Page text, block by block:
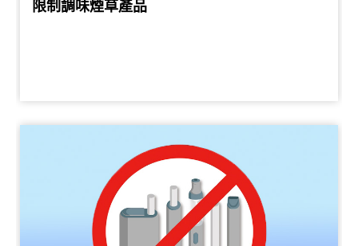
限制調味煙草產品